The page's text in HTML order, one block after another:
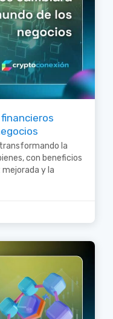
la
con beneficios
y la